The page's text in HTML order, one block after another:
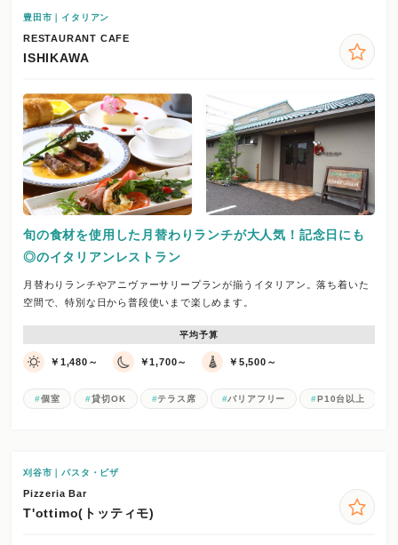
豊田市｜イタリアン
RESTAURANT CAFE
ISHIKAWA
旬の食材を使用した月替わりランチが大人気！記念日にも
◎のイタリアンレストラン
月替わりランチやアニヴァーサリープランが揃うイタリアン。落ち着いた
空間で、特別な日から普段使いまで楽しめます。
平均予算
￥1,480～ ￥1,700～ ￥5,500～
個室 貸切OK テラス席 バリアフリー P10台以上
刈谷市｜パスタ・ピザ
Pizzeria Bar
T'ottimo(トッティモ)